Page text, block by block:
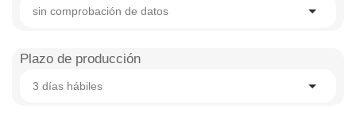
sin comprobación de datos
Plazo de producción
3 días hábiles